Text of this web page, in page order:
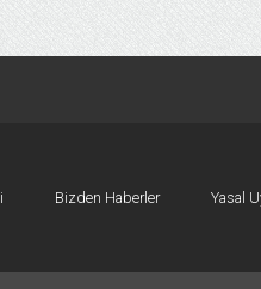
Bizden Haberler Yasal